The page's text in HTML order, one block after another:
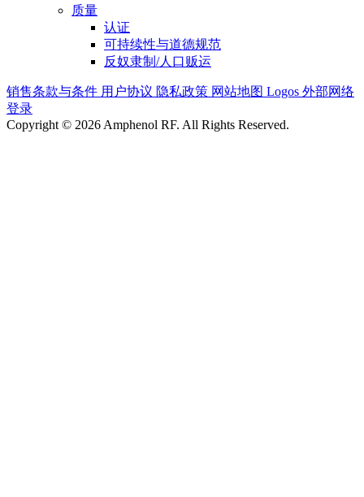
质量
认证
可持续性与道德规范
反奴隶制/人口贩运
销售条款与条件 用户协议 隐私政策 网站地图 Logos 外部网络
登录
Copyright © 2026 Amphenol RF. All Rights Reserved.